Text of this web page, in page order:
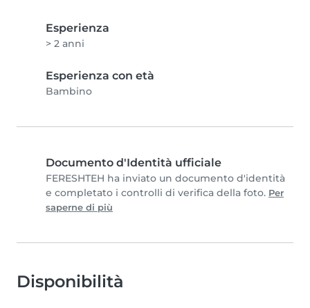
Esperienza
> 2 anni
Esperienza con età
Bambino
Documento d'Identità ufficiale
FERESHTEH ha inviato un documento d'identità
e completato i controlli di verifica della foto. Per
saperne di più
Disponibilità